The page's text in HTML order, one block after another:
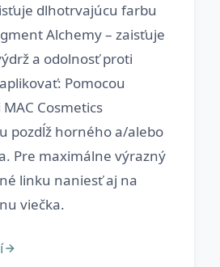
dlhotrvajúcu farbu
Alchemy – zaisťuje
a odolnosť proti
Pomocou
Cosmetics
pozdĺž horného a/alebo
Pre maximálne výrazný
linku naniesť aj na